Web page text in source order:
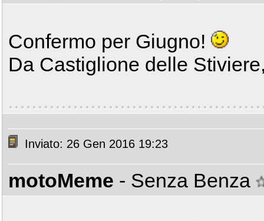
Confermo per Giugno!
Da Castiglione delle
Inviato: 26 Gen 2016 19:23
motoMeme - Senza Benza